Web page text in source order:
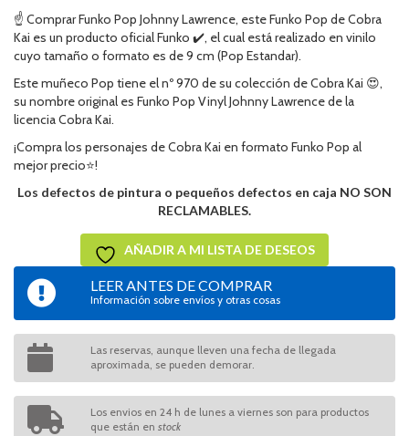
☝ Comprar Funko Pop Johnny Lawrence, este Funko Pop de Cobra
Kai es un producto oficial Funko ✔️, el cual está realizado en vinilo
cuyo tamaño o formato es de 9 cm (Pop Estandar).
Este muñeco Pop tiene el nº 970 de su colección de Cobra Kai 😍,
su nombre original es Funko Pop Vinyl Johnny Lawrence de la
licencia Cobra Kai.
¡Compra los personajes de Cobra Kai en formato Funko Pop al
mejor precio⭐!
Los defectos de pintura o pequeños defectos en caja NO SON
RECLAMABLES.
AÑADIR A MI LISTA DE DESEOS
LEER ANTES DE COMPRAR
Información sobre envíos y otras cosas
Las reservas, aunque lleven una fecha de llegada
aproximada, se pueden demorar.
Los envios en 24 h de lunes a viernes son para productos
que están en stock